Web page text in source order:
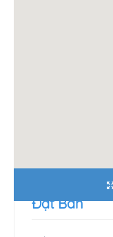
Đặt Bàn